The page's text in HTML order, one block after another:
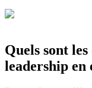
Quels sont
leadership en